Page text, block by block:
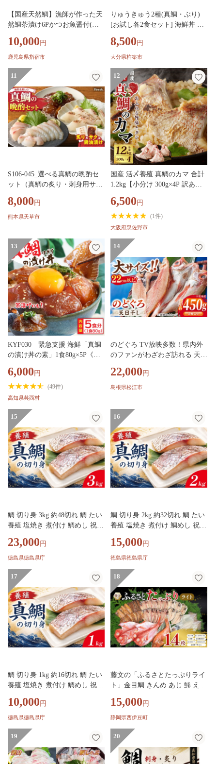
【国産天然鯛】漁師が作った天
然鯛茶漬け6Pかつお魚醤付(指
天然鯛 海鮮 海産物 魚介 魚 魚
茶漬け お茶漬け 小分け パック
10,000 円
鹿児島県指宿市
りゅうきゅう2種(真鯛・ぶり)
[お試し各2食セット] 海鮮丼 漬
カイセンドン リュウキュウ か
いせんどん 刺身 冷凍 流水解凍
直送 国産 大分 海鮮 漬け 醤油
漬 真空パック 小分け 惣菜 JAL
機内食 鯛 タイ たい 鰤 ブリ ぶ
り 100年フード ＜101-031＞
8,500 円
大分県杵築市
11
S106-045_選べる真鯛の晩酌セ
ット（真鯛の炙り・刺身用サ
8,000 円
熊本県天草市
12
国産 活〆養殖 真鯛のカマ 合計
1.2kg【小分け 300g×4P 訳あり
6,500 円
(1件)
大阪府泉佐野市
13
KYF030 緊急支援 海鮮「真鯛
の漬け丼の素」1食80g×5P《迷
業者応援プロジェクト》 惣菜
そうざい 冷凍 保存食 海鮮丼 小
分け パック 高知 一人暮らし
6,000 円
(49件)
高知県芸西村
14
のどぐろ TV放映多数！県内外
のファンがわざわざ訪れる 天日
2枚（特大サイズ・22cm以上）
島根県松江市/桝谷鮮魚店 [ALCJ
し 島根 松江 おすすめ 人気 ひ
もの 魚 さかな おいしい うまい
一夜干し セット 詰め合わせ 贈
答 ギフト プレゼント 大判 トロ
手作り おつまみ 魚介類
22,000 円
島根県松江市
15
鯛 切り身 3kg 約48切れ 鯛 たい
養殖 塩焼き 煮付け 鯛めし 祝い
ゃぶしゃぶ 鯛しゃぶ 鍋 徳島
【年末年始 発送対応可能で
23,000 円
徳島県徳島県庁
16
鯛 切り身 2kg 約32切れ 鯛 たい
養殖 塩焼き 煮付け 鯛めし 祝い
ゃぶしゃぶ 鯛しゃぶ 鍋 徳島
【年末年始 発送対応可能で
15,000 円
徳島県徳島県庁
17
鯛 切り身 1kg 約16切れ 鯛 たい
養殖 塩焼き 煮付け 鯛めし 祝い
ゃぶしゃぶ 鯛しゃぶ 鍋 徳島
【年末年始 発送対応可能で
10,000 円
徳島県徳島県庁
18
藤文の「ふるさとたっぷりライ
ト」金目鯛 きんめ あじ 鯵 えぼ
サンマ 干物 ひもの 煮付け 煮つ
け みりん干し 冷凍 西伊豆 伊豆
15,000 円
静岡県西伊豆町
19 20